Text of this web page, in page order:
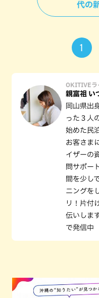
代の
1
OKITIVEラ
親富祖 い
岡山県出
った３人
始めた民
お客さま
イザーの
問サポー
間を少し
ニングを
リ！片付
伝いしま
で発信中